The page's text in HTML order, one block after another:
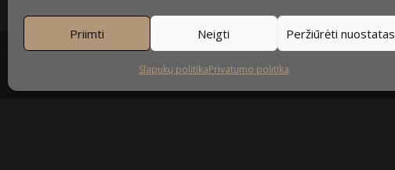
Priimti Neigti Peržiūrėti nuostatas
Slapukų politikaPrivatumo politika